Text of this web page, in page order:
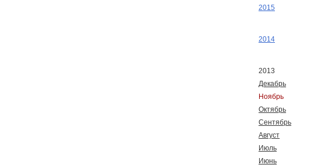
2015
2014
2013
Декабрь
Ноябрь
Октябрь
Сентябрь
Август
Июль
Июнь